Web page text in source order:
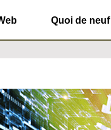
Quoi de neuf